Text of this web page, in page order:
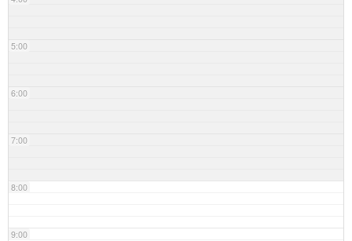
5:00
6:00
7:00
8:00
9:00